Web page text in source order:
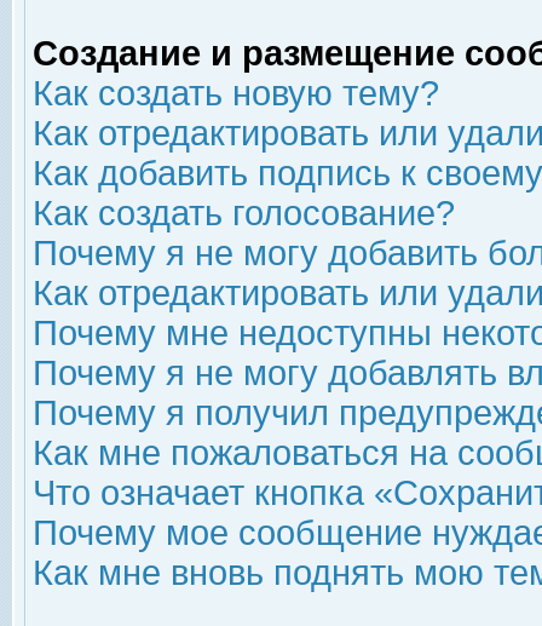
Создание и размещение
Как создать новую тему?
Как отредактировать или
Как добавить подпись к
Как создать голосование?
Почему я не могу добавить
Как отредактировать или
Почему мне недоступны
Почему я не могу добавлять
Почему я получил
Как мне пожаловаться на
Что означает кнопка
Почему мое сообщение
Как мне вновь поднять мою